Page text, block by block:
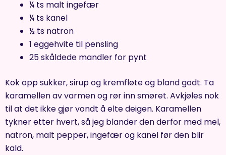
¼ ts malt ingefær
¼ ts kanel
½ ts natron
1 eggehvite til pensling
25 skåldede mandler for pynt
Kok opp sukker, sirup og kremfløte og bland godt. Ta
karamellen av varmen og rør inn smøret. Avkjøles nok
til at det ikke gjør vondt å elte deigen. Karamellen
tykner etter hvert, så jeg blander den derfor med mel,
natron, malt pepper, ingefær og kanel før den blir
kald.